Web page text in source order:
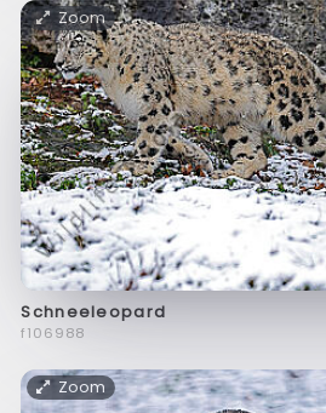
Zoom
Schneeleopard
f106988
Zoom